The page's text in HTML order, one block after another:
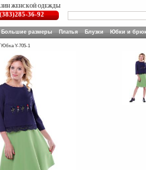
ЖЕНСКОЙ ОДЕЖДЫ
36-92
Большие размеры Платья Блузки Юбки и
Юбка Y-705-1